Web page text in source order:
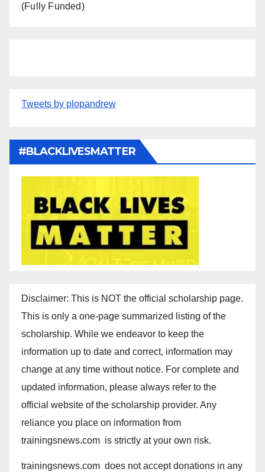
(Fully Funded)
Tweets by plopandrew
#BLACKLIVESMATTER
Disclaimer: This is NOT the official scholarship page.
This is only a one-page summarized listing of the
scholarship. While we endeavor to keep the
information up to date and correct, information may
change at any time without notice. For complete and
updated information, please always refer to the
official website of the scholarship provider. Any
reliance you place on information from
trainingsnews.com is strictly at your own risk.
trainingsnews.com does not accept donations in any